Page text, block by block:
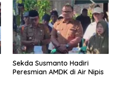
Sekda Susmanto Hadiri
Peresmian AMDK di Air Nipis